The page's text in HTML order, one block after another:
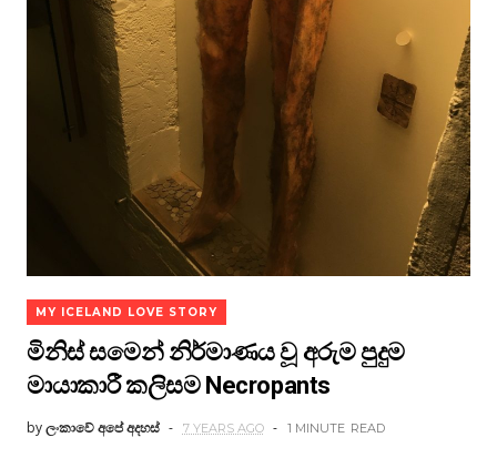
MY ICELAND LOVE STORY
මිනිස් සමෙන් නිර්මාණය වූ අරුම පුදුම
මායාකාරී කලිසම Necropants
byලංකාවේ අපේ අදහස් 7 YEARS AGO 1 MINUTE READ